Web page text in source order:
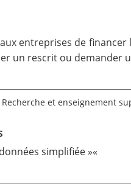
entreprises de
un rescrit ou demander
Recherche et enseignement
simplifiée »«